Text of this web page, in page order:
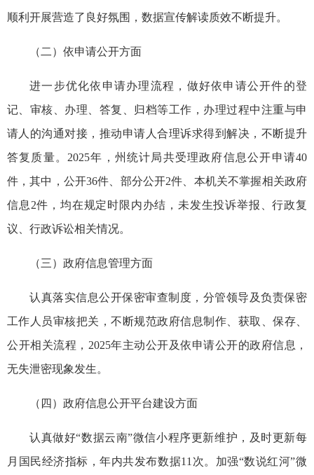
顺利开展营造了良好氛围，数据宣传解读质效不断提升。
（二）依申请公开方面
进一步优化依申请办理流程，做好依申请公开件的登
记、审核、办理、答复、归档等工作，办理过程中注重与申
请人的沟通对接，推动申请人合理诉求得到解决，不断提升
答复质量。2025年，州统计局共受理政府信息公开申请40
件，其中，公开36件、部分公开2件、本机关不掌握相关政府
信息2件，均在规定时限内办结，未发生投诉举报、行政复
议、行政诉讼相关情况。
（三）政府信息管理方面
认真落实信息公开保密审查制度，分管领导及负责保密
工作人员审核把关，不断规范政府信息制作、获取、保存、
公开相关流程，2025年主动公开及依申请公开的政府信息，
无失泄密现象发生。
（四）政府信息公开平台建设方面
认真做好“数据云南”微信小程序更新维护，及时更新每
月国民经济指标，年内共发布数据11次。加强“数说红河”微